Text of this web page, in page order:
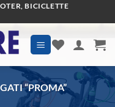
BICICLETTE
“PROMA”